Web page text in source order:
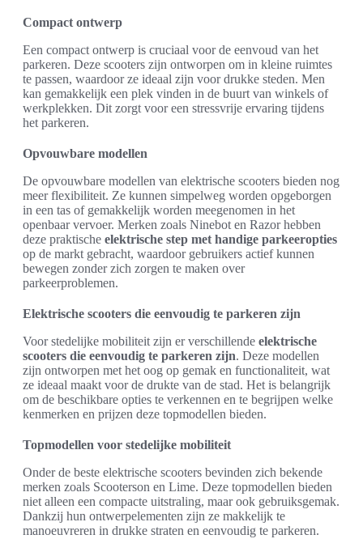
Compact ontwerp
Een compact ontwerp is cruciaal voor de eenvoud van het
parkeren. Deze scooters zijn ontworpen om in kleine ruimtes
te passen, waardoor ze ideaal zijn voor drukke steden. Men
kan gemakkelijk een plek vinden in de buurt van winkels of
werkplekken. Dit zorgt voor een stressvrije ervaring tijdens
het parkeren.
Opvouwbare modellen
De opvouwbare modellen van elektrische scooters bieden nog
meer flexibiliteit. Ze kunnen simpelweg worden opgeborgen
in een tas of gemakkelijk worden meegenomen in het
openbaar vervoer. Merken zoals Ninebot en Razor hebben
deze praktische elektrische step met handige parkeeropties
op de markt gebracht, waardoor gebruikers actief kunnen
bewegen zonder zich zorgen te maken over
parkeerproblemen.
Elektrische scooters die eenvoudig te parkeren zijn
Voor stedelijke mobiliteit zijn er verschillende elektrische
scooters die eenvoudig te parkeren zijn. Deze modellen
zijn ontworpen met het oog op gemak en functionaliteit, wat
ze ideaal maakt voor de drukte van de stad. Het is belangrijk
om de beschikbare opties te verkennen en te begrijpen welke
kenmerken en prijzen deze topmodellen bieden.
Topmodellen voor stedelijke mobiliteit
Onder de beste elektrische scooters bevinden zich bekende
merken zoals Scooterson en Lime. Deze topmodellen bieden
niet alleen een compacte uitstraling, maar ook gebruiksgemak.
Dankzij hun ontwerpelementen zijn ze makkelijk te
manoeuvreren in drukke straten en eenvoudig te parkeren.